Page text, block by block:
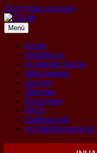
Zum Inhalt springen
Menü
Home
Gästebuch
In eigener Sache
Sitechanges
Suchen
Sitemap
Disclaimer
FAQs
Datenschutz
Kontakt/Impressum